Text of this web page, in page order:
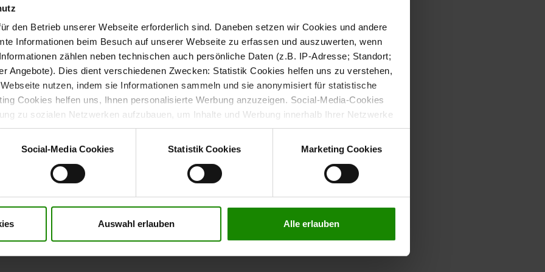
den Betrieb unserer Webseite erforderlich sind. Daneben setzen wir Cookies und andere
Informationen beim Besuch auf unserer Webseite zu erfassen und auszuwerten, wenn
zählen neben technischen auch persönliche Daten (z.B. IP-Adresse; Standort;
Angebote). Dies dient verschiedenen Zwecken: Statistik Cookies helfen uns zu verstehen,
nutzen, indem sie Informationen sammeln und sie anonymisiert für statistische
Cookies helfen uns, Ihnen personalisierte Werbung anzuzeigen. Social-Media-Cookies
zu sozialen Netzwerken aufzubauen, um Inhalte und Werbung innerhalb Ihrer Netzwerke
welche Kategorien sie neben den notwendigen Cookies zulassen möchten.
Sie nur notwendige Cookies zulassen wollen, oder auf „ Einverstanden
“, wenn Sie mit
Wirkung für die Zukunft widerrufen. Für weitere Informationen lesen Sie bitte unsere
Social-Media Cookies Statistik Cookies Marketing Cookies
Auswahl erlauben Alle erlauben
. Damit hast du ausreichend Platz für zwei Personen. Die
Ein- und Aussteigen.
anpassbar
Die Bettseiten sind keilverzinkt. Das sorgt für eine
an deine Bedürfnisse anpassen. Dieschwarz
Stand.